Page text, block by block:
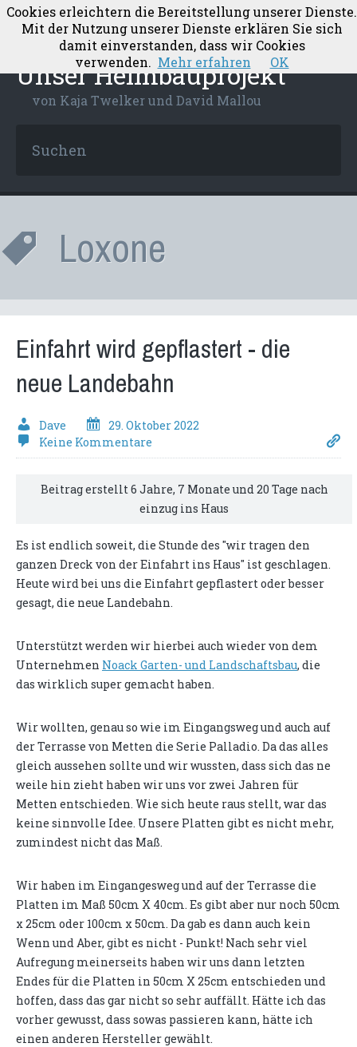
Unser Heimbauprojekt
von Kaja Twelker und David Mallou
Loxone
Einfahrt wird gepflastert - die
neue Landebahn
Dave
29. Oktober 2022
Keine Kommentare
Beitrag erstellt 6 Jahre, 7 Monate und 20 Tage nach
einzug ins Haus
Es ist endlich soweit, die Stunde des "wir tragen den
ganzen Dreck von der Einfahrt ins Haus" ist geschlagen.
Heute wird bei uns die Einfahrt gepflastert oder besser
gesagt, die neue Landebahn.
Unterstützt werden wir hierbei auch wieder von dem
Unternehmen Noack Garten- und Landschaftsbau, die
das wirklich super gemacht haben.
Wir wollten, genau so wie im Eingangsweg und auch auf
der Terrasse von Metten die Serie Palladio. Da das alles
gleich aussehen sollte und wir wussten, dass sich das ne
weile hin zieht haben wir uns vor zwei Jahren für
Metten entschieden. Wie sich heute raus stellt, war das
keine sinnvolle Idee. Unsere Platten gibt es nicht mehr,
zumindest nicht das Maß.
Wir haben im Eingangesweg und auf der Terrasse die
Platten im Maß 50cm X 40cm. Es gibt aber nur noch 50cm
x 25cm oder 100cm x 50cm. Da gab es dann auch kein
Wenn und Aber, gibt es nicht - Punkt! Nach sehr viel
Aufregung meinerseits haben wir uns dann letzten
Endes für die Platten in 50cm X 25cm entschieden und
hoffen, dass das gar nicht so sehr auffällt. Hätte ich das
vorher gewusst, dass sowas passieren kann, hätte ich
einen anderen Hersteller gewählt.
Cookies erleichtern die Bereitstellung unserer Dienste.
Mit der Nutzung unserer Dienste erklären Sie sich
damit einverstanden, dass wir Cookies
verwenden. Mehr erfahren OK